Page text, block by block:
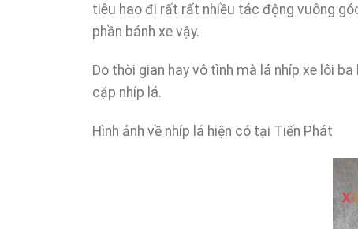
tiêu hao đi rất rất nhiều tác động vuông
phần bánh xe vậy.
Do thời gian hay vô tình mà lá nhíp xe lôi
cặp nhíp lá.
Hình ảnh về nhíp lá hiện có tại Tiến Phát